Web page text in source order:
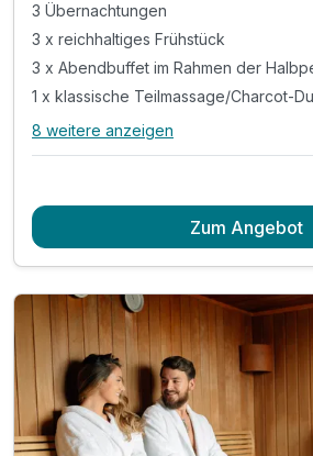
3 Übernachtungen
3 x reichhaltiges Frühstück
3 x Abendbuffet im Rahmen der
1 x klassische Teilmassage/Charcot-
Alle Inklusivleistungen
3 x reichhaltiges Frühstück
2 x Eintritt in die Sauna für 3 Std (ab 15
1 x Halo-Therapie in der Salzgrotte
inkl. Welcome Drink
inkl. Entspannung auf dem Barfuß-
inkl. Bademantel für den Aufenthalt
8 weitere anzeigen
Zum Angebot